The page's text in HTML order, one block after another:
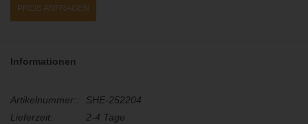
PREIS ANFRAGEN
Informationen
Artikelnummer::
SHE-252204
Lieferzeit:
2-4 Tage